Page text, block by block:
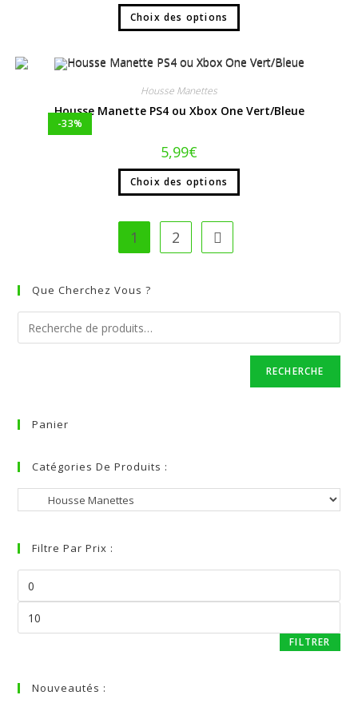
Choix des options
-33%
Housse Manettes
Housse Manette PS4 ou Xbox One Vert/Bleue
5,99€
Choix des options
1 2
Que Cherchez Vous ?
RECHERCHE
Panier
Catégories De Produits :
Filtre Par Prix :
FILTRER
Nouveautés :